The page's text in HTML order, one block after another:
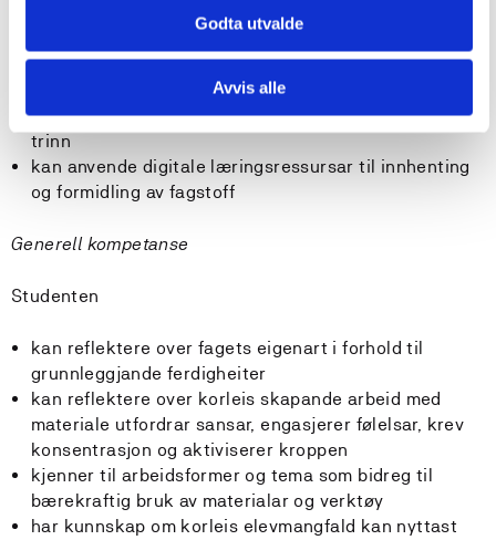
Godta utvalde
Avvis alle
sikkerheit på verkstedane (HMS-rutinar)
i skissearbeid
kan planlegge og gjennomføre undervisning, og legge
til rette for tilpassa opplæring for alle elevar i 5. - 10.
trinn
kan anvende digitale læringsressursar til innhenting
og formidling av fagstoff
Generell kompetanse
Studenten
kan reflektere over fagets eigenart i forhold til
grunnleggjande ferdigheiter
kan reflektere over korleis skapande arbeid med
materiale utfordrar sansar, engasjerer følelsar, krev
konsentrasjon og aktiviserer kroppen
kjenner til arbeidsformer og tema som bidreg til
bærekraftig bruk av materialar og verktøy
har kunnskap om korleis elevmangfald kan nyttast